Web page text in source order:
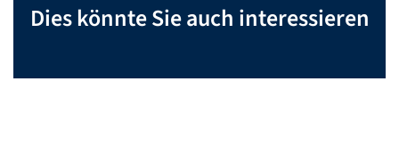
Dies könnte Sie auch interessieren